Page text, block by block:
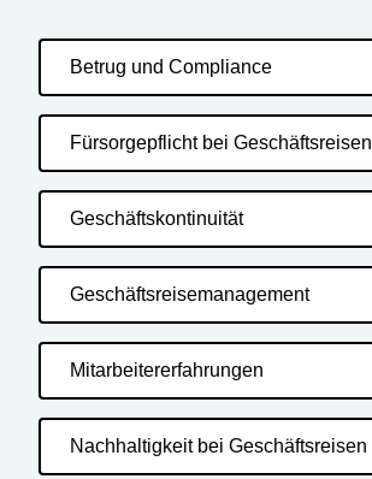
Betrug und Compliance
Fürsorgepflicht bei Geschäftsreisen
Geschäftskontinuität
Geschäftsreisemanagement
Mitarbeitererfahrungen
Nachhaltigkeit bei Geschäftsreisen